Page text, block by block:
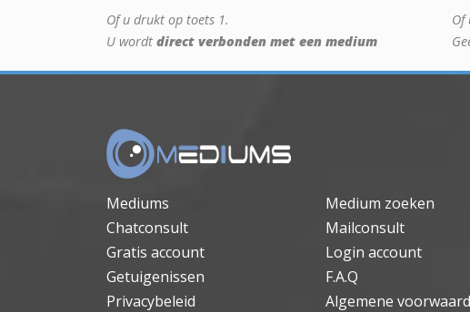
Of u drukt op toets 1.
U wordt direct verbonden met een medium
Of
Mediums Medium zoeken
Chatconsult
Mailconsult
Gratis account
Login account
Getuigenissen
F.A.Q
Privacybeleid
Algemene